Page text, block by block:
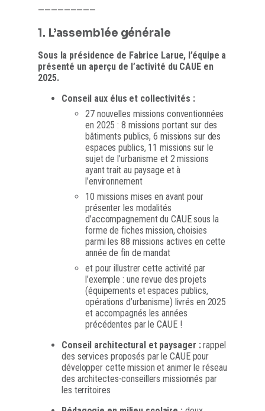
—————————
1. L’assemblée générale
Sous la présidence de Fabrice Larue, l’équipe a
présenté un aperçu de l’activité du CAUE en
2025.
Conseil aux élus et collectivités :
27 nouvelles missions conventionnées
en 2025 : 8 missions portant sur des
bâtiments publics, 6 missions sur des
espaces publics, 11 missions sur le
sujet de l’urbanisme et 2 missions
ayant trait au paysage et à
l’environnement
10 missions mises en avant pour
présenter les modalités
d’accompagnement du CAUE sous la
forme de fiches mission, choisies
parmi les 88 missions actives en cette
année de fin de mandat
et pour illustrer cette activité par
l’exemple : une revue des projets
(équipements et espaces publics,
opérations d’urbanisme) livrés en 2025
et accompagnés les années
précédentes par le CAUE !
Conseil architectural et paysager :rappel
des services proposés par le CAUE pour
développer cette mission et animer le réseau
des architectes-conseillers missionnés par
les territoires